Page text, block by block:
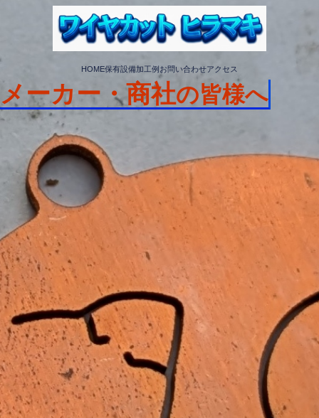
HOME保有設備加工例お問い合わせアクセス
メーカー・商社の皆様へ